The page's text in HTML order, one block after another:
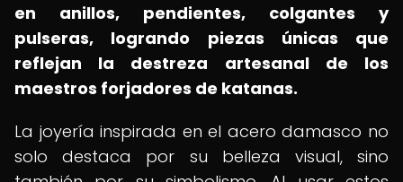
en anillos, pendientes, colgantes y
pulseras, logrando piezas únicas que
reflejan la destreza artesanal de los
maestros forjadores de katanas.
La joyería inspirada en el acero damasco no
solo destaca por su belleza visual, sino